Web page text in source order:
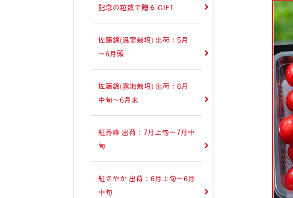
記念の粒数で贈る GIFT
佐藤錦(温室栽培) 出荷：5月
～6月頭
佐藤錦(露地栽培) 出荷：6月
中旬～6月末
紅秀峰 出荷：7月上旬～7月中
旬
紅さやか 出荷：6月上旬～6月
中旬